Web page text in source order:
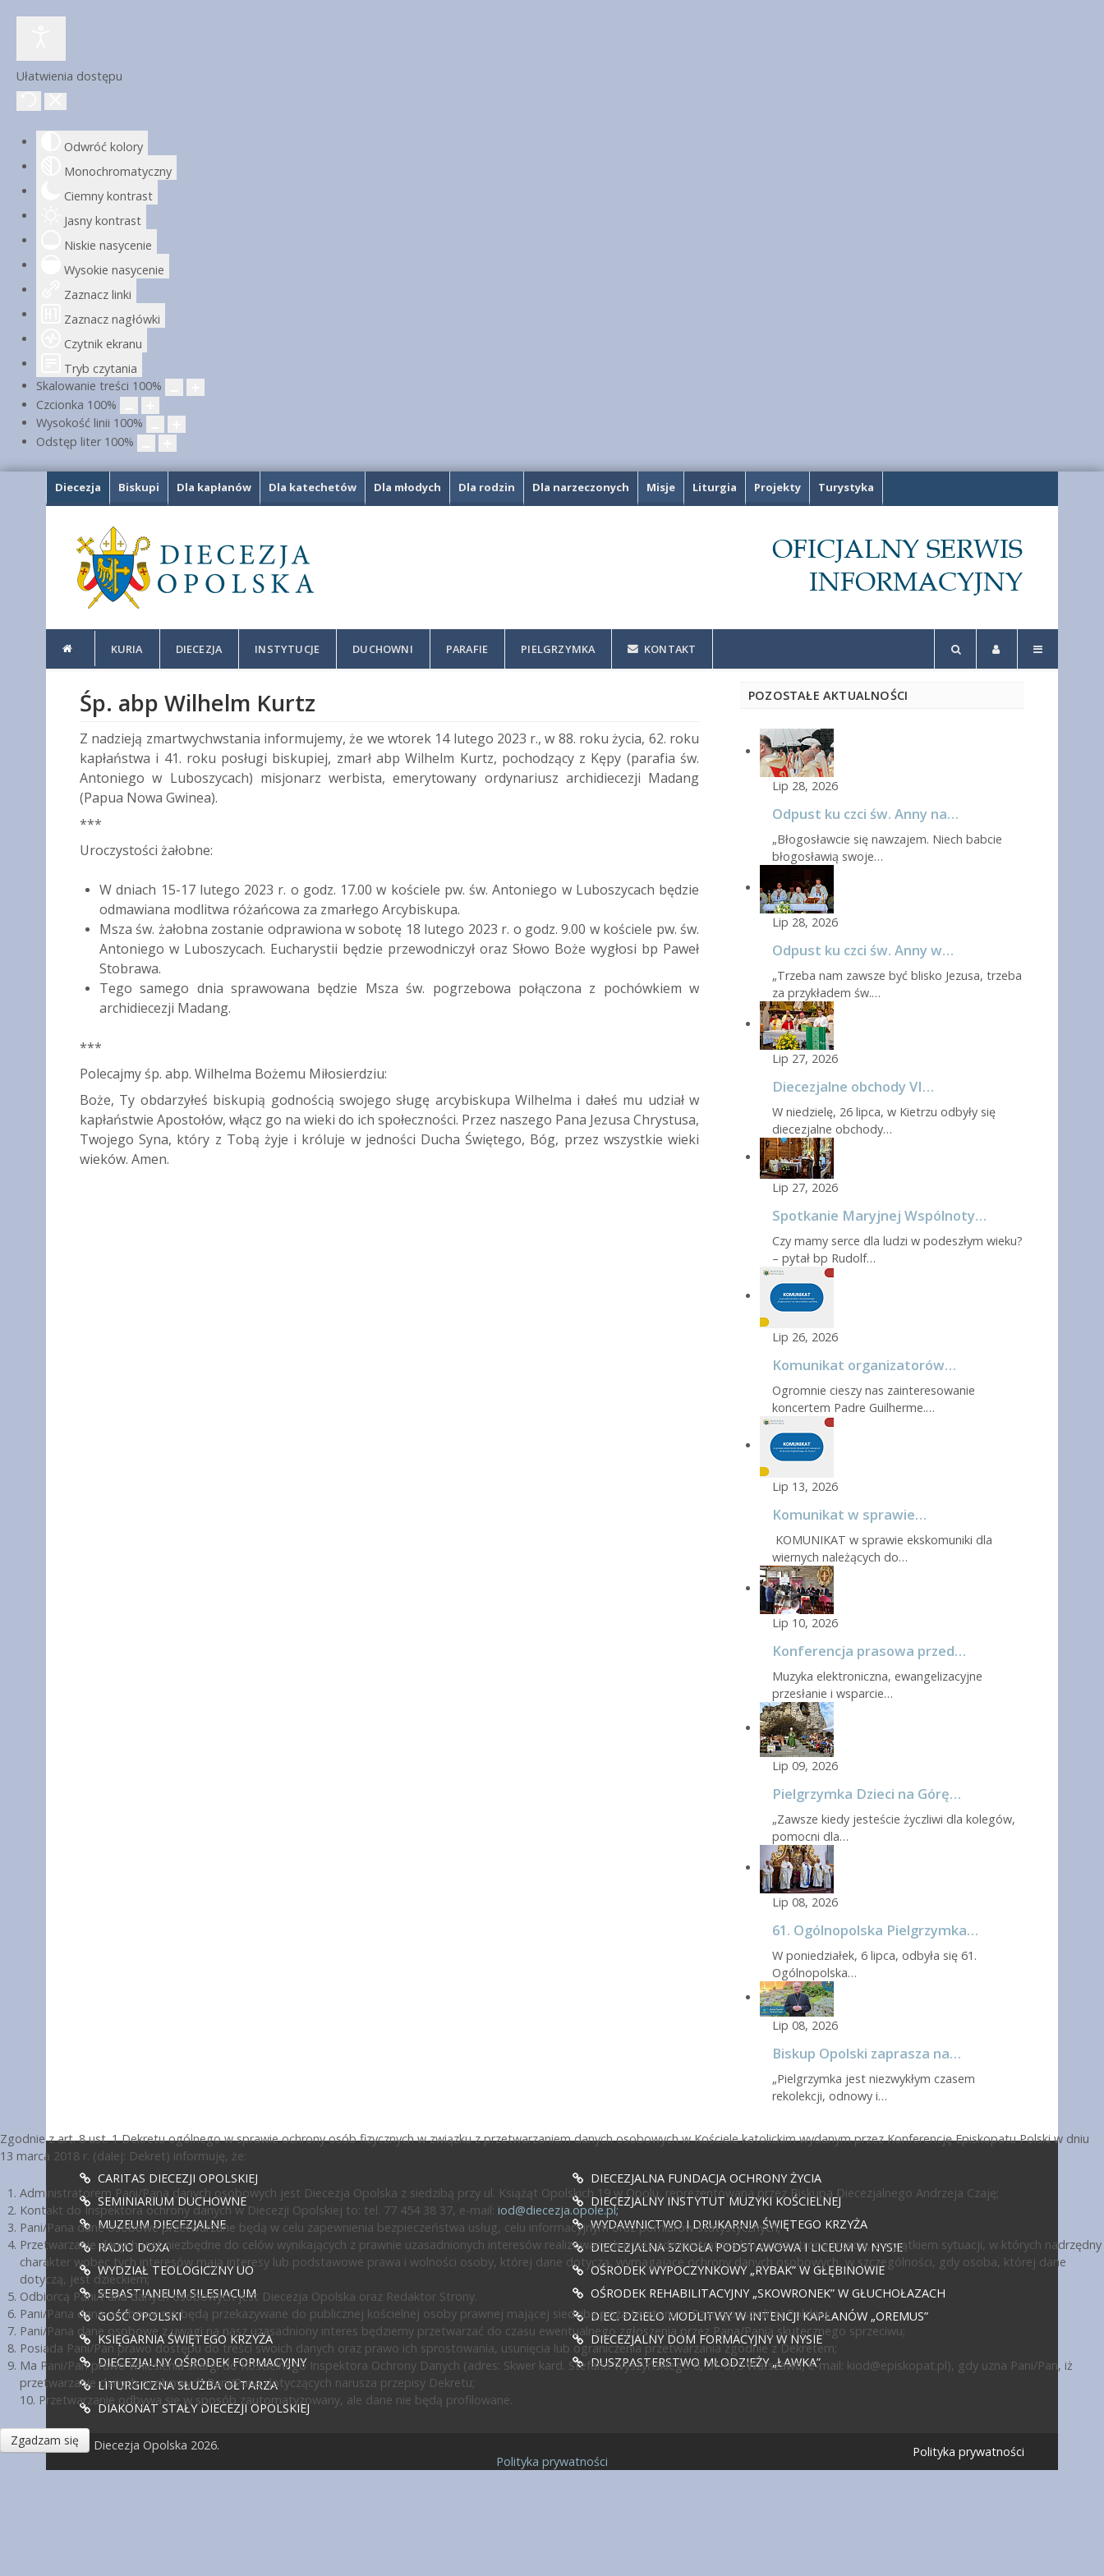
Ułatwienia dostępu
Odwróć kolory
Monochromatyczny
Ciemny kontrast
Jasny kontrast
Niskie nasycenie
Wysokie nasycenie
Zaznacz linki
Zaznacz nagłówki
Czytnik ekranu
Tryb czytania
Skalowanie treści 100%
Czcionka 100%
Wysokość linii 100%
Odstęp liter 100%
Diecezja Biskupi Dla kapłanów Dla katechetów Dla młodych Dla rodzin Dla narzeczonych Misje Liturgia Projekty Turystyka
KURIA DIECEZJA INSTYTUCJE DUCHOWNI PARAFIE PIELGRZYMKA KONTAKT
Śp. abp Wilhelm Kurtz
Z nadzieją zmartwychwstania informujemy, że we wtorek 14 lutego 2023 r., w 88. roku życia, 62. roku
kapłaństwa i 41. roku posługi biskupiej, zmarł abp Wilhelm Kurtz, pochodzący z Kępy (parafia św.
Antoniego w Luboszycach) misjonarz werbista, emerytowany ordynariusz archidiecezji Madang
(Papua Nowa Gwinea).
***
Uroczystości żałobne:
W dniach 15-17 lutego 2023 r. o godz. 17.00 w kościele pw. św. Antoniego w Luboszycach będzie
odmawiana modlitwa różańcowa za zmarłego Arcybiskupa.
Msza św. żałobna zostanie odprawiona w sobotę 18 lutego 2023 r. o godz. 9.00 w kościele pw. św.
Antoniego w Luboszycach. Eucharystii będzie przewodniczył oraz Słowo Boże wygłosi bp Paweł
Stobrawa.
Tego samego dnia sprawowana będzie Msza św. pogrzebowa połączona z pochówkiem w
archidiecezji Madang.
***
Polecajmy śp. abp. Wilhelma Bożemu Miłosierdziu:
Boże, Ty obdarzyłeś biskupią godnością swojego sługę arcybiskupa Wilhelma i dałeś mu udział w
kapłaństwie Apostołów, włącz go na wieki do ich społeczności. Przez naszego Pana Jezusa Chrystusa,
Twojego Syna, który z Tobą żyje i króluje w jedności Ducha Świętego, Bóg, przez wszystkie wieki
wieków. Amen.
POZOSTAŁE AKTUALNOŚCI
Lip 28, 2026
Odpust ku czci św. Anny na…
„Błogosławcie się nawzajem. Niech babcie
błogosławią swoje…
Lip 28, 2026
Odpust ku czci św. Anny w…
„Trzeba nam zawsze być blisko Jezusa, trzeba
za przykładem św.…
Lip 27, 2026
Diecezjalne obchody VI…
W niedzielę, 26 lipca, w Kietrzu odbyły się
diecezjalne obchody…
Lip 27, 2026
Spotkanie Maryjnej Wspólnoty…
Czy mamy serce dla ludzi w podeszłym wieku?
– pytał bp Rudolf…
Lip 26, 2026
Komunikat organizatorów…
Ogromnie cieszy nas zainteresowanie
koncertem Padre Guilherme.…
Lip 13, 2026
Komunikat w sprawie…
KOMUNIKAT w sprawie ekskomuniki dla
wiernych należących do…
Lip 10, 2026
Konferencja prasowa przed…
Muzyka elektroniczna, ewangelizacyjne
przesłanie i wsparcie…
Lip 09, 2026
Pielgrzymka Dzieci na Górę…
„Zawsze kiedy jesteście życzliwi dla kolegów,
pomocni dla…
Lip 08, 2026
61. Ogólnopolska Pielgrzymka…
W poniedziałek, 6 lipca, odbyła się 61.
Ogólnopolska…
Lip 08, 2026
Biskup Opolski zaprasza na…
„Pielgrzymka jest niezwykłym czasem
rekolekcji, odnowy i…
CARITAS DIECEZJI OPOLSKIEJ
SEMINIARIUM DUCHOWNE
MUZEUM DIECEZJALNE
RADIO DOXA
WYDZIAŁ TEOLOGICZNY UO
SEBASTIANEUM SILESIACUM
GOŚĆ OPOLSKI
KSIĘGARNIA ŚWIĘTEGO KRZYŻA
DIECEZJALNY OŚRODEK FORMACYJNY
LITURGICZNA SŁUŻBA OŁTARZA
DIAKONAT STAŁY DIECEZJI OPOLSKIEJ
DIECEZJALNA FUNDACJA OCHRONY ŻYCIA
DIECEZJALNY INSTYTUT MUZYKI KOŚCIELNEJ
WYDAWNICTWO I DRUKARNIA ŚWIĘTEGO KRZYŻA
DIECEZJALNA SZKOŁA PODSTAWOWA I LICEUM W NYSIE
OŚRODEK WYPOCZYNKOWY „RYBAK” W GŁĘBINOWIE
OŚRODEK REHABILITACYJNY „SKOWRONEK” W GŁUCHOŁAZACH
DIEC. DZIEŁO MODLITWY W INTENCJI KAPŁANÓW „OREMUS”
DIECEZJALNY DOM FORMACYJNY W NYSIE
DUSZPASTERSTWO MŁODZIEŻY „ŁAWKA”
© Diecezja Opolska 2026. Polityka prywatności
Zgodnie z art. 8 ust. 1 Dekretu ogólnego w sprawie ochrony osób fizycznych w związku z przetwarzaniem danych osobowych w Kościele katolickim wydanym przez Konferencję Episkopatu Polski w dniu
13 marca 2018 r. (dalej: Dekret) informuję, że:
Administratorem Pani/Pana danych osobowych jest Diecezja Opolska z siedzibą przy ul. Książąt Opolskich 19 w Opolu, reprezentowana przez Biskupa Diecezjalnego Andrzeja Czaję;
Kontakt do Inspektora ochrony danych w Diecezji Opolskiej to: tel. 77 454 38 37, e-mail: iod@diecezja.opole.pl;
Pani/Pana dane osobowe przetwarzane będą w celu zapewnienia bezpieczeństwa usług, celu informacyjnym oraz pomiarów statystycznych;
Przetwarzanie danych jest niezbędne do celów wynikających z prawnie uzasadnionych interesów realizowanych przez administratora lub przez stronę trzecią, z wyjątkiem sytuacji, w których nadrzędny
charakter wobec tych interesów mają interesy lub podstawowe prawa i wolności osoby, której dane dotyczą, wymagające ochrony danych osobowych, w szczególności, gdy osoba, której dane
dotyczą, jest dzieckiem;
Odbiorcą Pani/Pana danych osobowych jest Diecezja Opolska oraz Redaktor Strony.
Pani/Pana dane osobowe nie będą przekazywane do publicznej kościelnej osoby prawnej mającej siedzibę poza terytorium Rzeczypospolitej Polskiej;
Pani/Pana dane osobowe z uwagi na nasz uzasadniony interes będziemy przetwarzać do czasu ewentualnego zgłoszenia przez Pana/Panią skutecznego sprzeciwu;
Posiada Pani/Pan prawo dostępu do treści swoich danych oraz prawo ich sprostowania, usunięcia lub ograniczenia przetwarzania zgodnie z Dekretem;
Ma Pani/Pan prawo wniesienia skargi do Kościelnego Inspektora Ochrony Danych (adres: Skwer kard. Stefana Wyszyńskiego 6, 01-015 Warszawa, e-mail: kiod@episkopat.pl), gdy uzna Pani/Pan, iż
przetwarzanie danych osobowych Pani/Pana dotyczących narusza przepisy Dekretu;
10. Przetwarzanie odbywa się w sposób zautomatyzowany, ale dane nie będą profilowane.
Zgadzam się
Polityka prywatności